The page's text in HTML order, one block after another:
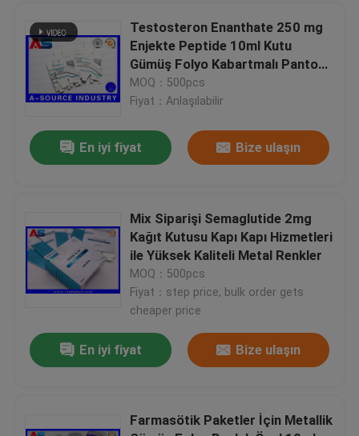
Ürünler
Hakkımızda
Bize Ulaşın
Bir teklif isteği
Küçük Şişe Etiketleri
Testosteron Enanthate 250 mg
Enjekte Peptide 10ml Kutu
Gümüş Folyo Kabartmalı Panton
Baskı
MOQ：500pcs
Fiyat：Anlaşılabilir
En iyi fiyat Bize ulaşın
Mix Siparişi Semaglutide 2mg
Kağıt Kutusu Kapı Kapı Hizmetleri
ile Yüksek Kaliteli Metal Renkler
MOQ：500pcs
Fiyat：step price, bulk order gets
cheaper price
En iyi fiyat Bize ulaşın
Farmasötik Paketler İçin Metallik